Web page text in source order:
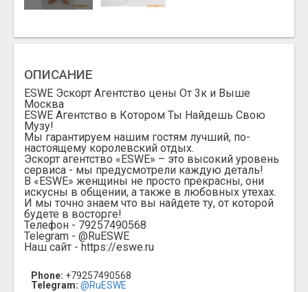
ОПИСАНИЕ
ESWE Эскорт Агентство цены От 3к и Выше
Москва
ESWE Агентство в Котором Ты Найдешь Свою
Музу!
Мы гарантируем нашим гостям лучший, по-
настоящему королевский отдых.
Эскорт агентство «ESWE» – это высокий уровень
сервиса - мы предусмотрели каждую деталь!
В «ESWE» женщины не просто прекрасны, они
искусны в общении, а также в любовных утехах.
И мы точно знаем что вы найдете ту, от которой
будете в восторге!
Телефон - 79257490568
Telegram - @RuESWE
Наш сайт - https://eswe.ru
Phone: +79257490568
Telegram: @RuESWE